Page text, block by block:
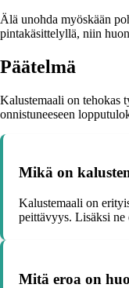
Älä unohda myöskään
pintakäsittelyllä, niin
Päätelmä
Kalustemaali on tehokas
onnistuneeseen
Mikä on
Kalustemaali on
peittävyys. Lisäksi ne
Mitä eroa on